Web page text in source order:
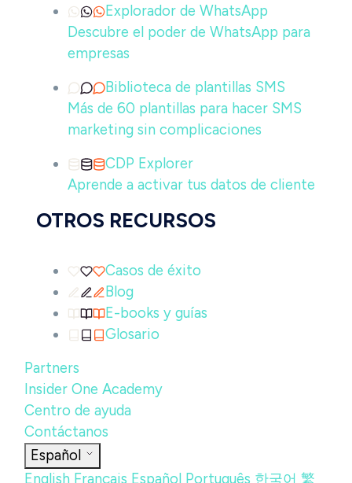
Explorador de WhatsApp
Descubre el poder de WhatsApp para
empresas
Biblioteca de plantillas SMS
Más de 60 plantillas para hacer SMS
marketing sin complicaciones
CDP Explorer
Aprende a activar tus datos de cliente
OTROS RECURSOS
Casos de éxito
Blog
E-books y guías
Glosario
Partners
Insider One Academy
Centro de ayuda
Contáctanos
Español
English Français Español Português 한국어 繁